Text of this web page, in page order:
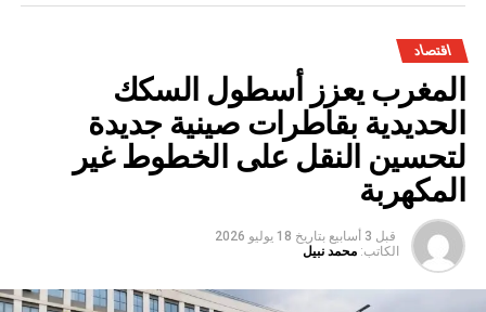
اقتصاد
المغرب يعزز أسطول السكك
الحديدية بقاطرات صينية جديدة
لتحسين النقل على الخطوط غير
المكهربة
قبل 3 أسابيع بتاريخ 18 يوليو 2026
الكاتب: محمد نبيل